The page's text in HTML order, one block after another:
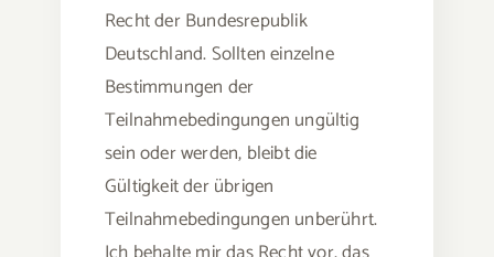
Recht der Bundesrepublik
Deutschland. Sollten einzelne
Bestimmungen der
Teilnahmebedingungen ungültig
sein oder werden, bleibt die
Gültigkeit der übrigen
Teilnahmebedingungen unberührt.